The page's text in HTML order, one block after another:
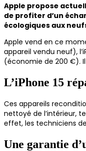
Apple propose
de profiter d’un
écologiques aux
Apple vend en ce
appareil vendu neuf),
(économie de 200 €). Il
L’iPhone 15
Ces appareils
nettoyé de l’intérieur,
effet, les techniciens
Une garantie